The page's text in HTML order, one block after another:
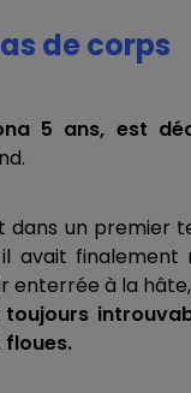
de corps
5 ans, est
dans un premier
avait finalement
enterrée à la